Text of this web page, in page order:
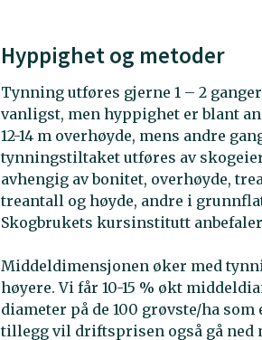
Hyppighet og metoder
Tynning utføres gjerne 1 – 2
vanligst, men hyppighet er blant
12-14 m overhøyde, mens andre
tynningstiltaket utføres av
avhengig av bonitet, overhøyde,
treantall og høyde, andre i
Skogbrukets kursinstitutt
Middeldimensjonen øker med
høyere. Vi får 10-15 % økt
diameter på de 100 grøvste/ha
tillegg vil driftsprisen også gå ned